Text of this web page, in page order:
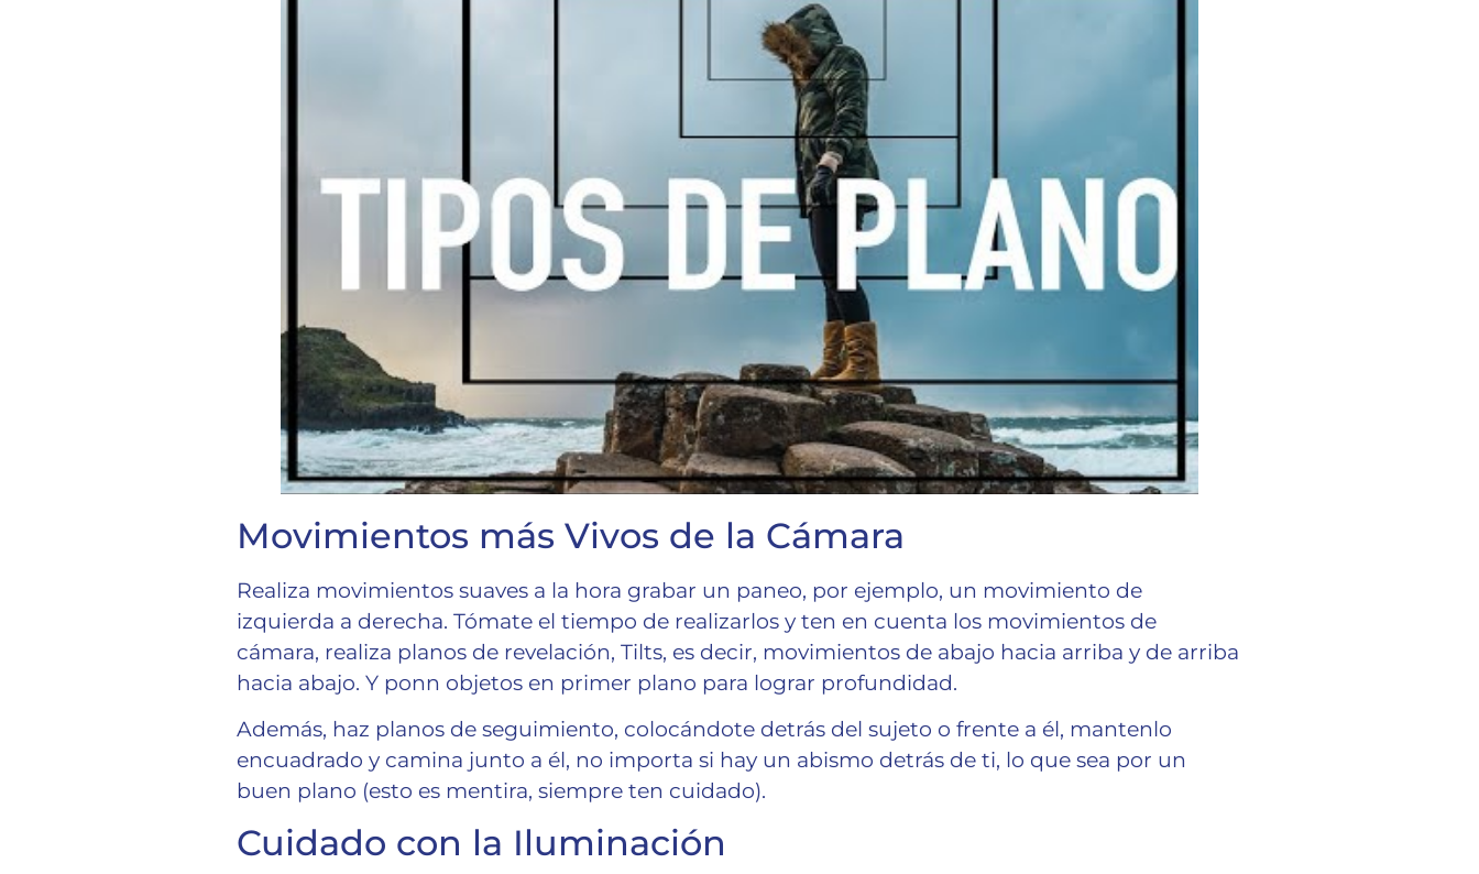
Movimientos más Vivos de la Cámara
Realiza movimientos suaves a la hora grabar un paneo, por ejemplo, un movimiento de
izquierda a derecha. Tómate el tiempo de realizarlos y ten en cuenta los movimientos de
cámara, realiza planos de revelación, Tilts, es decir, movimientos de abajo hacia arriba y de arriba
hacia abajo. Y ponn objetos en primer plano para lograr profundidad.
Además, haz planos de seguimiento, colocándote detrás del sujeto o frente a él, mantenlo
encuadrado y camina junto a él, no importa si hay un abismo detrás de ti, lo que sea por un
buen plano (esto es mentira, siempre ten cuidado).
Cuidado con la Iluminación